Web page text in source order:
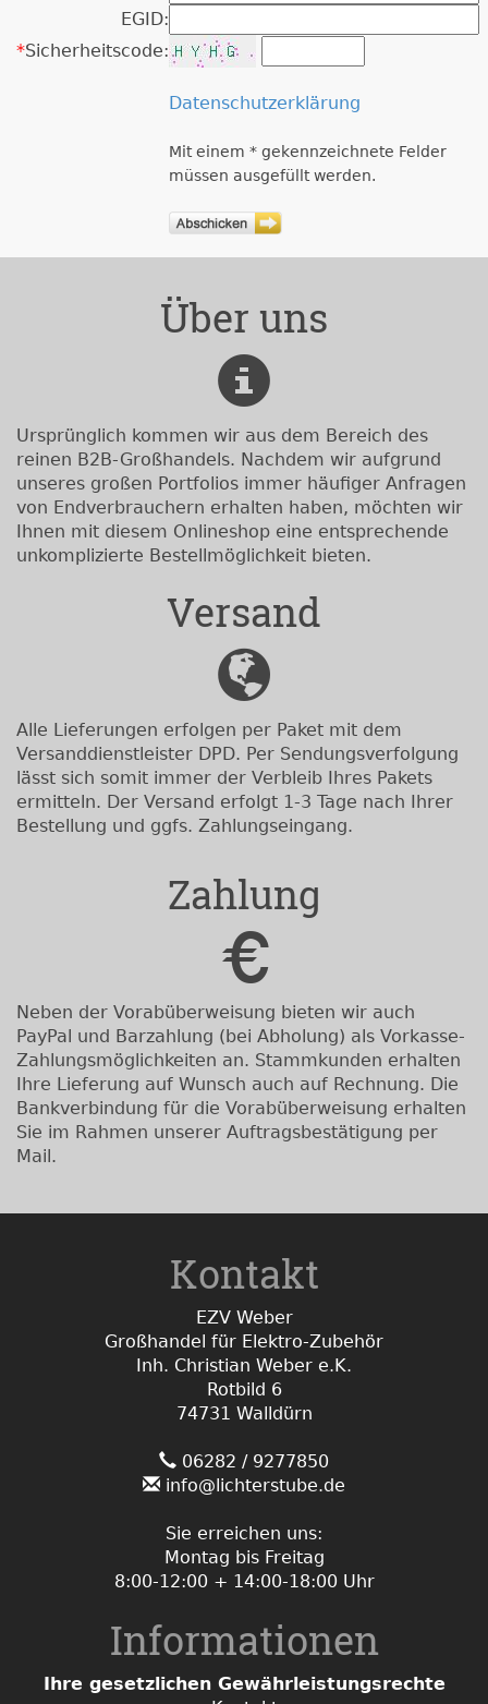
EGID:
*Sicherheitscode:
Datenschutzerklärung
Mit einem * gekennzeichnete Felder
müssen ausgefüllt werden.
Über uns
Ursprünglich kommen wir aus dem Bereich des
reinen B2B-Großhandels. Nachdem wir aufgrund
unseres großen Portfolios immer häufiger Anfragen
von Endverbrauchern erhalten haben, möchten wir
Ihnen mit diesem Onlineshop eine entsprechende
unkomplizierte Bestellmöglichkeit bieten.
Versand
Alle Lieferungen erfolgen per Paket mit dem
Versanddienstleister DPD. Per Sendungsverfolgung
lässt sich somit immer der Verbleib Ihres Pakets
ermitteln. Der Versand erfolgt 1-3 Tage nach Ihrer
Bestellung und ggfs. Zahlungseingang.
Zahlung
Neben der Vorabüberweisung bieten wir auch
PayPal und Barzahlung (bei Abholung) als Vorkasse-
Zahlungsmöglichkeiten an. Stammkunden erhalten
Ihre Lieferung auf Wunsch auch auf Rechnung. Die
Bankverbindung für die Vorabüberweisung erhalten
Sie im Rahmen unserer Auftragsbestätigung per
Mail.
Kontakt
EZV Weber
Großhandel für Elektro-Zubehör
Inh. Christian Weber e.K.
Rotbild 6
74731 Walldürn
06282 / 9277850
info@lichterstube.de
Sie erreichen uns:
Montag bis Freitag
8:00-12:00 + 14:00-18:00 Uhr
Informationen
Ihre gesetzlichen Gewährleistungsrechte